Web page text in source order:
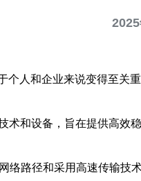
个人和企业来说变得至
和设备，旨在提供高
路径和采用高速传输技